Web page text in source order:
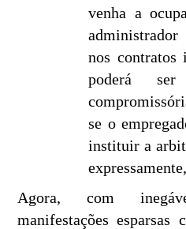
venha a
nos contratos
poderá ser
se o
instituir a
Agora, com
manifestações esparsas